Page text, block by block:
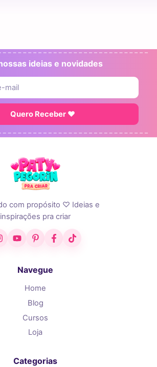
ideias e novidades
Quero Receber ♥
com propósito ♡ Ideias e
inspirações pra criar
YouTubePinterestFacebook
TikTok
Navegue
Home
Blog
Cursos
Loja
Categorias